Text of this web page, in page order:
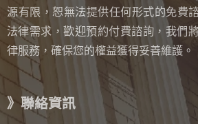
源有限，恕無法提供任何形式的免費
法律需求，歡迎預約付費諮詢，我們
律服務，確保您的權益獲得妥善維護。
》聯絡資訊